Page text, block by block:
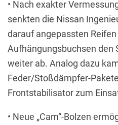
• Nach exakter
senkten die Nissan
darauf angepassten Reifen
Aufhängungsbuchsen den
weiter ab. Analog dazu
Feder/Stoßdämpfer-
Frontstabilisator zum
• Neue „Cam“-Bolzen